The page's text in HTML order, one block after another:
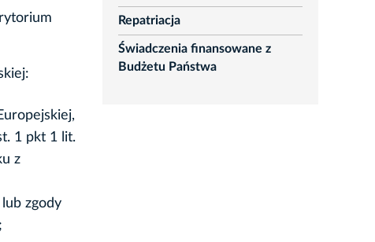
1 pkt 1 lit.
z
zgody
Repatriacja
Świadczenia finansowane z
Budżetu Państwa